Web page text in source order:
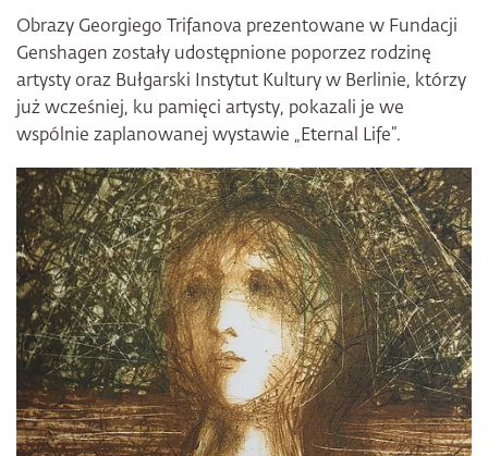
Obrazy Georgiego Trifanova prezentowane w Fundacji
Genshagen zostały udostępnione poporzez rodzinę
artysty oraz Bułgarski Instytut Kultury w Berlinie, którzy
już wcześniej, ku pamięci artysty, pokazali je we
wspólnie zaplanowanej wystawie „Eternal Life”.